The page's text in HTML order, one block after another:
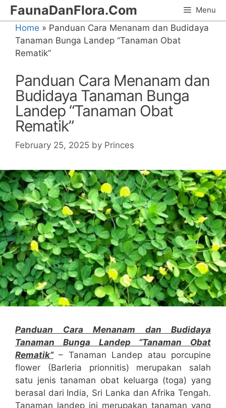
Skip
to
content
FaunaDanFlora.Com Menu
Home » Panduan Cara Menanam dan Budidaya
Tanaman Bunga Landep “Tanaman Obat
Rematik”
Panduan Cara Menanam dan
Budidaya Tanaman Bunga
Landep “Tanaman Obat
Rematik”
February 25, 2025 by Princes
Panduan Cara Menanam dan Budidaya
Tanaman Bunga Landep “Tanaman Obat
Rematik”– Tanaman Landep atau porcupine
flower (Barleria prionnitis) merupakan salah
satu jenis tanaman obat keluarga (toga) yang
berasal dari India, Sri Lanka dan Afrika Tengah.
Tanaman landep ini merupakan tanaman yang